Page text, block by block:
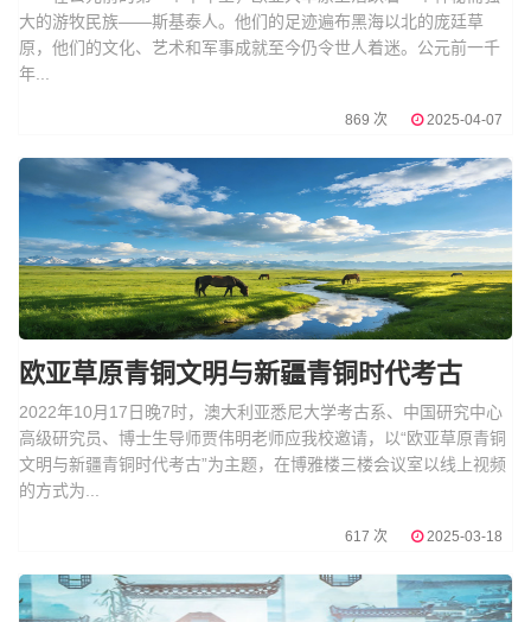
大的游牧民族——斯基泰人。他们的足迹遍布黑海以北的庞廷草
原，他们的文化、艺术和军事成就至今仍令世人着迷。公元前一千
年...
869 次 2025-04-07
欧亚草原青铜文明与新疆青铜时代考古
2022年10月17日晚7时，澳大利亚悉尼大学考古系、中国研究中心
高级研究员、博士生导师贾伟明老师应我校邀请，以“欧亚草原青铜
文明与新疆青铜时代考古”为主题，在博雅楼三楼会议室以线上视频
的方式为...
617 次 2025-03-18